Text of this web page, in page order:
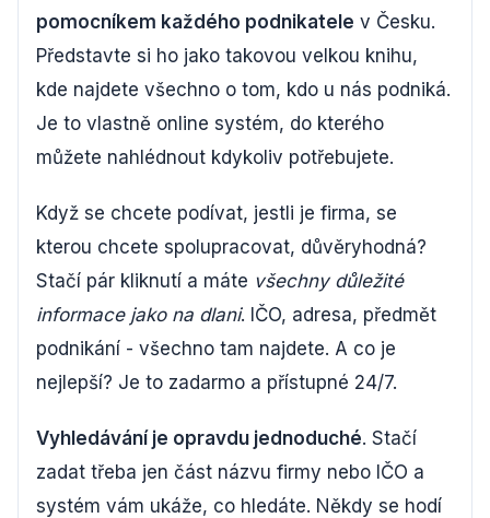
pomocníkem každého podnikatele v Česku.
Představte si ho jako takovou velkou knihu,
kde najdete všechno o tom, kdo u nás podniká.
Je to vlastně online systém, do kterého
můžete nahlédnout kdykoliv potřebujete.
Když se chcete podívat, jestli je firma, se
kterou chcete spolupracovat, důvěryhodná?
Stačí pár kliknutí a máte všechny důležité
informace jako na dlani. IČO, adresa, předmět
podnikání - všechno tam najdete. A co je
nejlepší? Je to zadarmo a přístupné 24/7.
Vyhledávání je opravdu jednoduché. Stačí
zadat třeba jen část názvu firmy nebo IČO a
systém vám ukáže, co hledáte. Někdy se hodí